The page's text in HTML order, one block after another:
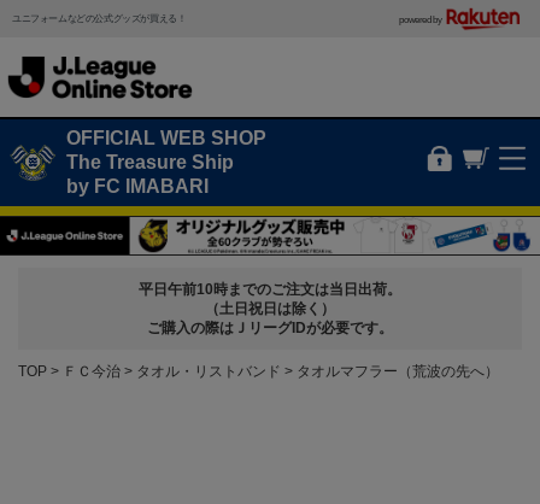
ユニフォームなどの公式グッズが買える！ powered by
OFFICIAL WEB SHOP
The Treasure Ship
by FC IMABARI
平日午前10時までのご注文は当日出荷。
（土日祝日は除く）
ご購入の際はＪリーグIDが必要です。
TOP ＦＣ今治 タオル・リストバンド タオルマフラー（荒波の先へ）